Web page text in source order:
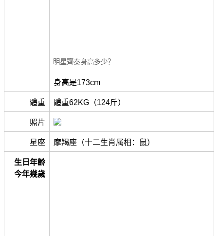
明星齊秦身高多少？
身高是173cm
體重 體重62KG（124斤）
照片
星座 摩羯座（十二生肖属相：鼠）
生日年齡
今年幾歲